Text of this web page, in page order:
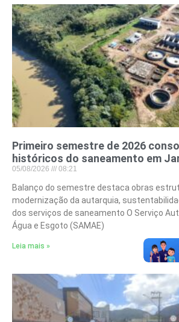
Primeiro semestre de 2026
históricos do saneamento em
05/08/2026 08:21
Balanço do semestre destaca obras
modernização da autarquia,
dos serviços de saneamento O Serviço
Água e Esgoto (SAMAE)
Leia mais »